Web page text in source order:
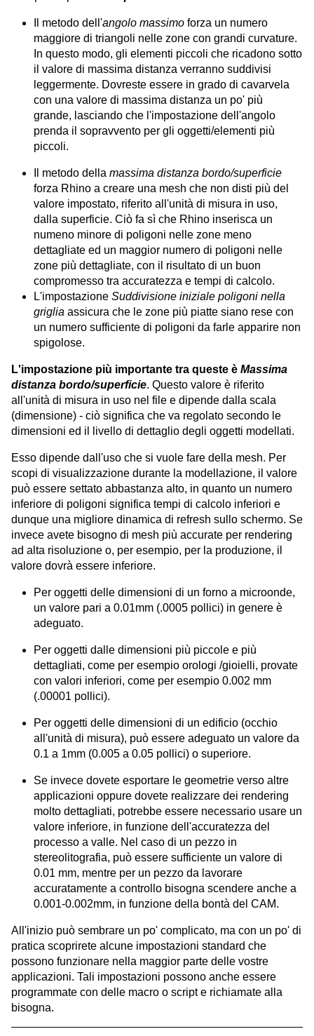
Il metodo dell'angolo massimo forza un numero
maggiore di triangoli nelle zone con grandi curvature.
In questo modo, gli elementi piccoli che ricadono sotto
il valore di massima distanza verranno suddivisi
leggermente. Dovreste essere in grado di cavarvela
con una valore di massima distanza un po' più
grande, lasciando che l'impostazione dell'angolo
prenda il sopravvento per gli oggetti/elementi più
piccoli.
Il metodo della massima distanza bordo/superficie
forza Rhino a creare una mesh che non disti più del
valore impostato, riferito all'unità di misura in uso,
dalla superficie. Ciò fa sì che Rhino inserisca un
numeno minore di poligoni nelle zone meno
dettagliate ed un maggior numero di poligoni nelle
zone più dettagliate, con il risultato di un buon
compromesso tra accuratezza e tempi di calcolo.
L'impostazione Suddivisione iniziale poligoni nella
griglia assicura che le zone più piatte siano rese con
un numero sufficiente di poligoni da farle apparire non
spigolose.
L'impostazione più importante tra queste è Massima
distanza bordo/superficie. Questo valore è riferito
all'unità di misura in uso nel file e dipende dalla scala
(dimensione) - ciò significa che va regolato secondo le
dimensioni ed il livello di dettaglio degli oggetti modellati.
Esso dipende dall'uso che si vuole fare della mesh. Per
scopi di visualizzazione durante la modellazione, il valore
può essere settato abbastanza alto, in quanto un numero
inferiore di poligoni significa tempi di calcolo inferiori e
dunque una migliore dinamica di refresh sullo schermo. Se
invece avete bisogno di mesh più accurate per rendering
ad alta risoluzione o, per esempio, per la produzione, il
valore dovrà essere inferiore.
Per oggetti delle dimensioni di un forno a microonde,
un valore pari a 0.01mm (.0005 pollici) in genere è
adeguato.
Per oggetti dalle dimensioni più piccole e più
dettagliati, come per esempio orologi /gioielli, provate
con valori inferiori, come per esempio 0.002 mm
(.00001 pollici).
Per oggetti delle dimensioni di un edificio (occhio
all'unità di misura), può essere adeguato un valore da
0.1 a 1mm (0.005 a 0.05 pollici) o superiore.
Se invece dovete esportare le geometrie verso altre
applicazioni oppure dovete realizzare dei rendering
molto dettagliati, potrebbe essere necessario usare un
valore inferiore, in funzione dell'accuratezza del
processo a valle. Nel caso di un pezzo in
stereolitografia, può essere sufficiente un valore di
0.01 mm, mentre per un pezzo da lavorare
accuratamente a controllo bisogna scendere anche a
0.001-0.002mm, in funzione della bontà del CAM.
All'inizio può sembrare un po' complicato, ma con un po' di
pratica scoprirete alcune impostazioni standard che
possono funzionare nella maggior parte delle vostre
applicazioni. Tali impostazioni possono anche essere
programmate con delle macro o script e richiamate alla
bisogna.